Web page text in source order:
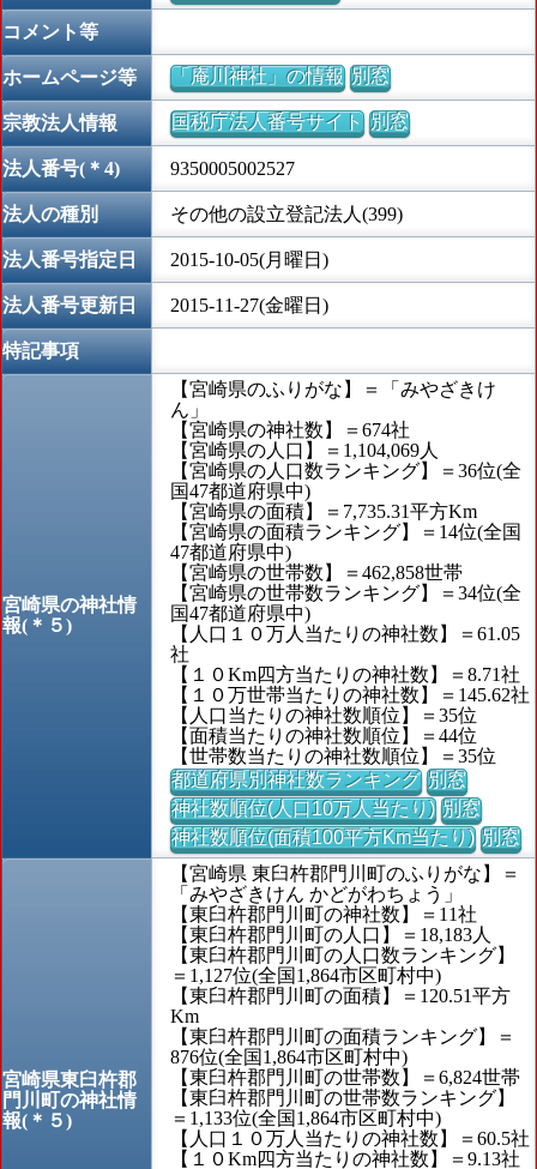
コメント等
ホームページ等 「庵川神社」の情報 別窓
宗教法人情報 国税庁法人番号サイト 別窓
法人番号(＊4) 9350005002527
法人の種別 その他の設立登記法人(399)
法人番号指定日 2015-10-05(月曜日)
法人番号更新日 2015-11-27(金曜日)
特記事項
宮崎県の神社情
報(＊５)
【宮崎県のふりがな】＝「みやざきけ
ん」
【宮崎県の神社数】＝674社
【宮崎県の人口】＝1,104,069人
【宮崎県の人口数ランキング】＝36位(全
国47都道府県中)
【宮崎県の面積】＝7,735.31平方Km
【宮崎県の面積ランキング】＝14位(全国
47都道府県中)
【宮崎県の世帯数】＝462,858世帯
【宮崎県の世帯数ランキング】＝34位(全
国47都道府県中)
【人口１０万人当たりの神社数】＝61.05
社
【１０Km四方当たりの神社数】＝8.71社
【１０万世帯当たりの神社数】＝145.62社
【人口当たりの神社数順位】＝35位
【面積当たりの神社数順位】＝44位
【世帯数当たりの神社数順位】＝35位
都道府県別神社数ランキング 別窓
神社数順位(人口10万人当たり) 別窓
神社数順位(面積100平方Km当たり) 別窓
宮崎県東臼杵郡
門川町の神社情
報(＊５)
【宮崎県 東臼杵郡門川町のふりがな】＝
「みやざきけん かどがわちょう」
【東臼杵郡門川町の神社数】＝11社
【東臼杵郡門川町の人口】＝18,183人
【東臼杵郡門川町の人口数ランキング】
＝1,127位(全国1,864市区町村中)
【東臼杵郡門川町の面積】＝120.51平方
Km
【東臼杵郡門川町の面積ランキング】＝
876位(全国1,864市区町村中)
【東臼杵郡門川町の世帯数】＝6,824世帯
【東臼杵郡門川町の世帯数ランキング】
＝1,133位(全国1,864市区町村中)
【人口１０万人当たりの神社数】＝60.5社
【１０Km四方当たりの神社数】＝9.13社